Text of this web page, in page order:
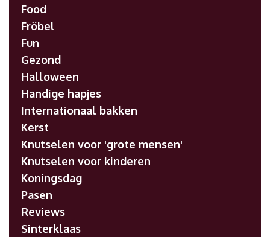
Food
Fröbel
Fun
Gezond
Halloween
Handige hapjes
Internationaal bakken
Kerst
Knutselen voor 'grote mensen'
Knutselen voor kinderen
Koningsdag
Pasen
Reviews
Sinterklaas